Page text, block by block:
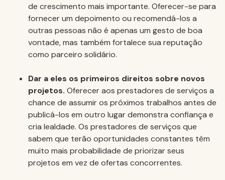
de crescimento mais importante. Oferecer-se para
fornecer um depoimento ou recomendá-los a
outras pessoas não é apenas um gesto de boa
vontade, mas também fortalece sua reputação
como parceiro solidário.
Dar a eles os primeiros direitos sobre novos
projetos. Oferecer aos prestadores de serviços a
chance de assumir os próximos trabalhos antes de
publicá-los em outro lugar demonstra confiança e
cria lealdade. Os prestadores de serviços que
sabem que terão oportunidades constantes têm
muito mais probabilidade de priorizar seus
projetos em vez de ofertas concorrentes.